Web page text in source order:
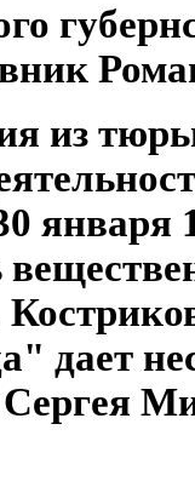
из
января
дает